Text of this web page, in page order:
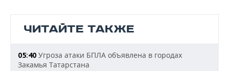
ЧИТАЙТЕ ТАКЖЕ
05:40 Угроза атаки БПЛА объявлена в городах
Закамья Татарстана